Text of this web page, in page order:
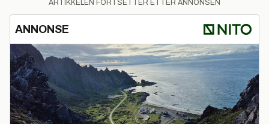
ARTIKKELEN FORTSETTER ETTER ANNONSEN
ANNONSE